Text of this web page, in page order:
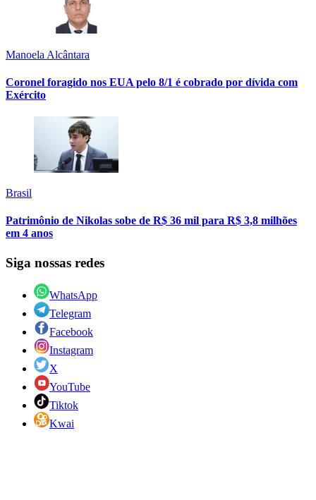
Manoela Alcântara
Coronel foragido nos EUA pelo 8/1 é cobrado por dívida com
Exército
Brasil
Patrimônio de Nikolas sobe de R$ 36 mil para R$ 3,8 milhões
em 4 anos
Siga nossas redes
WhatsApp
Telegram
Facebook
Instagram
X
YouTube
Tiktok
Kwai